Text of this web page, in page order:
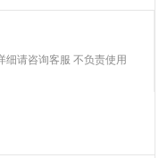
请咨询客服 不负责使用